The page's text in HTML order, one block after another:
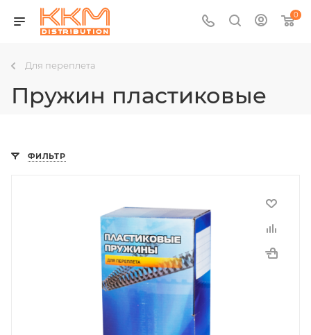
0
Для переплета
Пружин пластиковые
ФИЛЬТР